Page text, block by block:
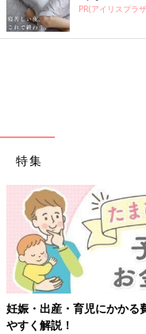
PR(アイリスプラ
特集
妊娠・出産・育児にかかる
やすく解説！